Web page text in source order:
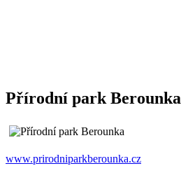
Přírodní park Berounka
www.prirodniparkberounka.cz